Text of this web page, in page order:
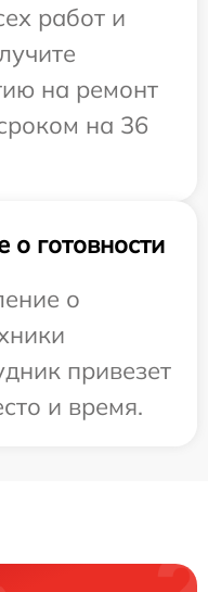
работ и
на ремонт
на 36
готовности
о
привезет
и время.